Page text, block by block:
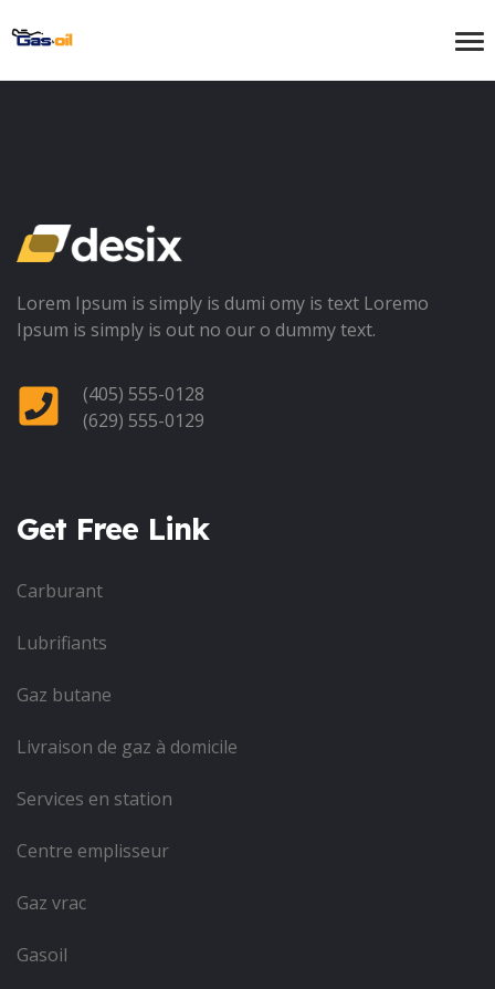
Lorem Ipsum is simply is dumi omy is text Loremo
Ipsum is simply is out no our o dummy text.
(405) 555-0128
(629) 555-0129
Get Free Link
Carburant
Lubrifiants
Gaz butane
Livraison de gaz à domicile
Services en station
Centre emplisseur
Gaz vrac
Gasoil